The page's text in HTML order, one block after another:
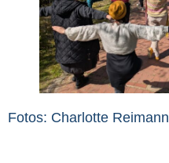
Fotos: Charlotte Reimann